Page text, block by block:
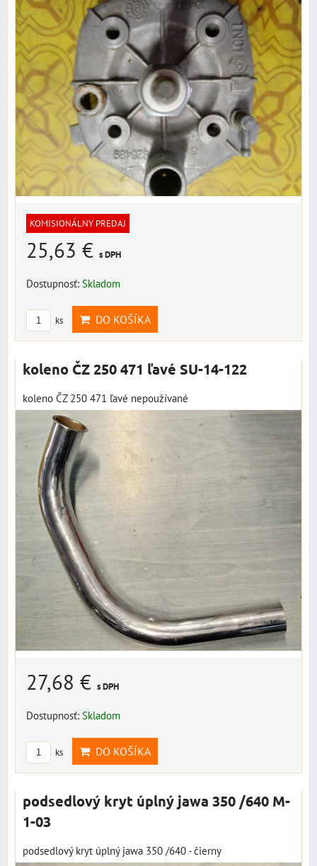
KOMISIONÁLNY PREDAJ
25,63 € s DPH
Dostupnosť: Skladom
ks DO KOŠÍKA
koleno ČZ 250 471 ľavé SU-14-122
koleno ČZ 250 471 ľavé nepoužívané
27,68 € s DPH
Dostupnosť: Skladom
ks DO KOŠÍKA
podsedlový kryt úplný jawa 350 /640 M-
1-03
podsedlový kryt úplný jawa 350 /640 - čierny